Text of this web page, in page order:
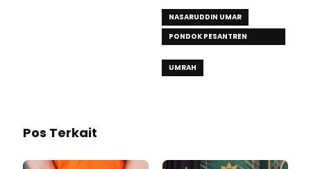
NASARUDDIN UMAR
PONDOK PESANTREN
UMRAH
Pos Terkait